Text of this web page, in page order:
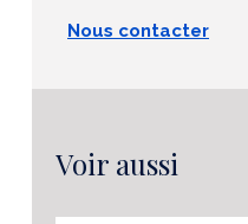
Nous contacter
Voir aussi